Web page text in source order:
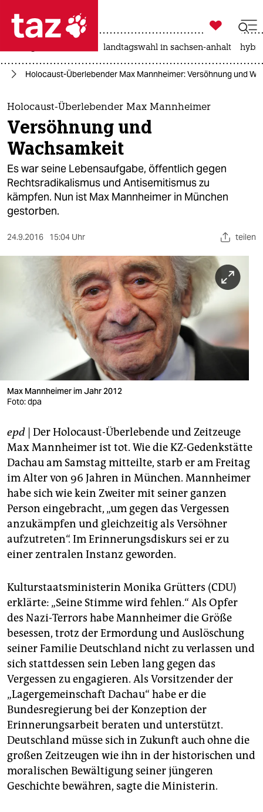
 taz zahl ich
taz zahl ich
themen
politik
öko
gesellschaft
kultur
sport
veranstaltungen
fragen & hilfe
unterstützen
abo
genossenschaft
epaper login

taz zahl ich
landtagswahl in sachsen-anhalt
Holocaust-Überlebender Max Mannheimer: Versöhnung und
Holocaust-Überlebender Max Mannheimer
Versöhnung und
Wachsamkeit
Es war seine Lebensaufgabe, öffentlich gegen
Rechtsradikalismus und Antisemitismus zu
kämpfen. Nun ist Max Mannheimer in München
gestorben.
24.9.2016 15:04 Uhr teilen
Max Mannheimer im Jahr 2012
Foto: dpa
epd | Der Holocaust-Überlebende und Zeitzeuge
Max Mannheimer ist tot. Wie die KZ-Gedenkstätte
Dachau am Samstag mitteilte, starb er am Freitag
im Alter von 96 Jahren in München. Mannheimer
habe sich wie kein Zweiter mit seiner ganzen
Person eingebracht, „um gegen das Vergessen
anzukämpfen und gleichzeitig als Versöhner
aufzutreten“. Im Erinnerungsdiskurs sei er zu
einer zentralen Instanz geworden.
Kulturstaatsministerin Monika Grütters (CDU)
erklärte: „Seine Stimme wird fehlen.“ Als Opfer
des Nazi-Terrors habe Mannheimer die Größe
besessen, trotz der Ermordung und Auslöschung
seiner Familie Deutschland nicht zu verlassen und
sich stattdessen sein Leben lang gegen das
Vergessen zu engagieren. Als Vorsitzender der
„Lagergemeinschaft Dachau“ habe er die
Bundesregierung bei der Konzeption der
Erinnerungsarbeit beraten und unterstützt.
Deutschland müsse sich in Zukunft auch ohne die
großen Zeitzeugen wie ihn in der historischen und
moralischen Bewältigung seiner jüngeren
Geschichte bewähren, sagte die Ministerin.